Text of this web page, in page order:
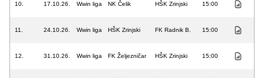
10. 17.10.26. Wwin liga NK Čelik HŠK Zrinjski 15:00
11. 24.10.26. Wwin liga HŠK Zrinjski FK Radnik B. 15:00
12. 31.10.26. Wwin liga FK Željezničar HŠK Zrinjski 15:00